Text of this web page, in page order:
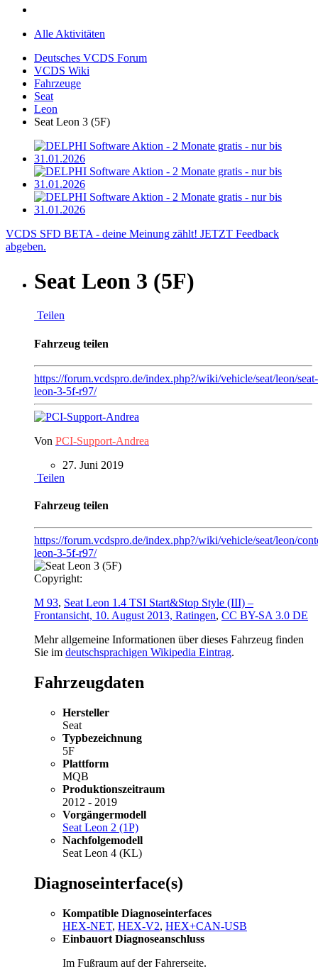
Alle Aktivitäten
Deutsches VCDS Forum
VCDS Wiki
Fahrzeuge
Seat
Leon
Seat Leon 3 (5F)
VCDS SFD BETA - deine Meinung zählt! JETZT Feedback
abgeben.
Seat Leon 3 (5F)
Teilen
Fahrzeug teilen
https://forum.vcdspro.de/index.php?/wiki/vehicle/seat/leon/seat-
leon-3-5f-r97/
Von PCI-Support-Andrea
27. Juni 2019
Teilen
Fahrzeug teilen
https://forum.vcdspro.de/index.php?/wiki/vehicle/seat/leon/
leon-3-5f-r97/
Copyright:
M 93, Seat Leon 1.4 TSI Start&Stop Style (III) –
Frontansicht, 10. August 2013, Ratingen, CC BY-SA 3.0 DE
Mehr allgemeine Informationen über dieses Fahrzeug finden
Sie im deutschsprachigen Wikipedia Eintrag.
Fahrzeugdaten
Hersteller
Seat
Typbezeichnung
5F
Plattform
MQB
Produktionszeitraum
2012 - 2019
Vorgängermodell
Seat Leon 2 (1P)
Nachfolgemodell
Seat Leon 4 (KL)
Diagnoseinterface(s)
Kompatible Diagnoseinterfaces
HEX-NET, HEX-V2, HEX+CAN-USB
Einbauort Diagnoseanschluss
Im Fußraum auf der Fahrerseite.